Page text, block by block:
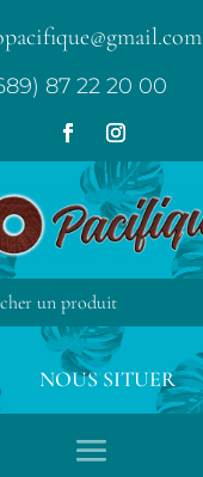
87 22 20 00
NOUS SITUER